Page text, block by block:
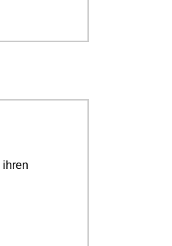
ihren